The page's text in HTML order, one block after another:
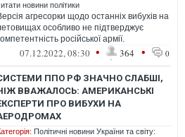
новини політики
агресорки щодо останніх вибухів на
особливо не підтверджує
російської армії.
07.12.2022, 08:30 • 364 • 0
ППО РФ ЗНАЧНО СЛАБШІ,
ВВАЖАЛОСЬ: АМЕРИКАНСЬКІ
ПРО ВИБУХИ НА
Політичні новини України та світу: